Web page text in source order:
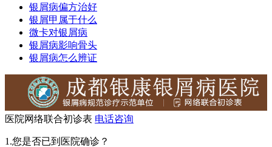
银屑病偏方治好
银屑甲属于什么
微卡对银屑病
银屑病影响骨头
银屑病怎么辨证
医院网络联合初诊表 电话咨询
1.您是否已到医院确诊？